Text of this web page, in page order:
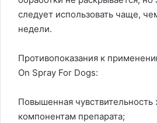
следует использовать чаще,
недели.
Противопоказания к
On Spray For Dogs:
Повышенная чувствительность
компонентам препарата;